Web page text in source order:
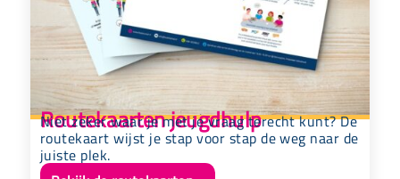
Routekaarten jeugdhulp
Niet zeker waar je met je vraag terecht kunt? De
routekaart wijst je stap voor stap de weg naar de
juiste plek.